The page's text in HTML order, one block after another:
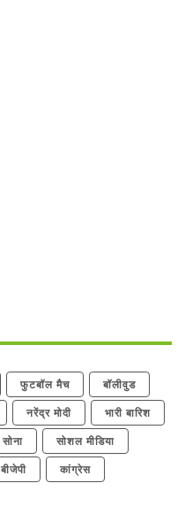
फुटबॉल मैच
बॉलीवुड
नरेंद्र मोदी
भारी बारिश
सोना
सोशल मीडिया
बीजेपी
कांग्रेस